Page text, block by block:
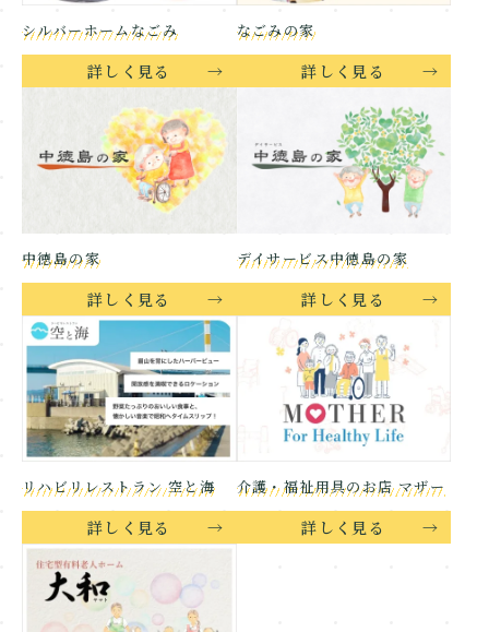
シルバーホームなごみ
詳しく見る
なごみの家
詳しく見る
中徳島の家
詳しく見る
デイサービス中徳島の家
詳しく見る
リハビリレストラン 空と海
詳しく見る
介護・福祉用具のお店 マザー
詳しく見る